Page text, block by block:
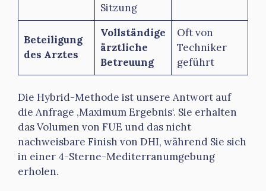
Sitzung
Beteiligung
des Arztes
Vollständige
ärztliche
Betreuung
Oft von
Techniker
geführt
Die Hybrid-Methode ist unsere Antwort auf
die Anfrage ‚Maximum Ergebnis‘. Sie erhalten
das Volumen von FUE und das nicht
nachweisbare Finish von DHI, während Sie sich
in einer 4-Sterne-Mediterranumgebung
erholen.